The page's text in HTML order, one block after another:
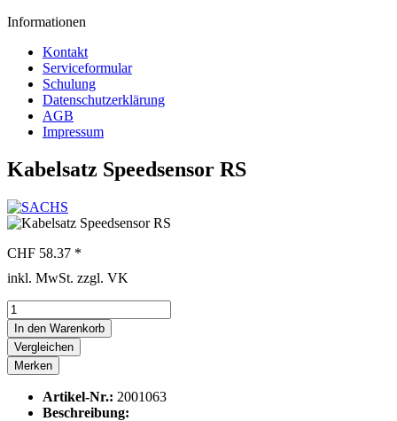
Informationen
Kontakt
Serviceformular
Schulung
Datenschutzerklärung
AGB
Impressum
Kabelsatz Speedsensor RS
CHF 58.37 *
inkl. MwSt. zzgl. VK
In den Warenkorb
Vergleichen
Merken
Artikel-Nr.: 2001063
Beschreibung: